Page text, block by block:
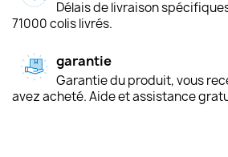
Délais de livraison
71000 colis livrés.
garantie
Garantie du produit, vous
avez acheté. Aide et assistance